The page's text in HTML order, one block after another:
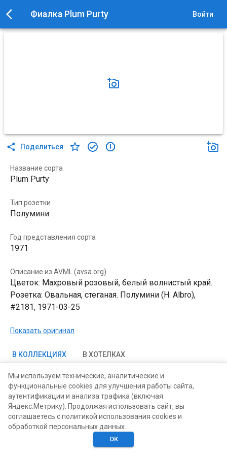
Фиалка Plum Purty Войти
Поделиться
Название сорта
Plum Purty
Тип розетки
Полумини
Год представления сорта
1971
Описание из AVML (avsa.org)
Цветок: Махровый розовый, белый волнистый край.
Розетка: Овальная, стеганая. Полумини (H. Albro),
#2181, 1971-03-25
Показать оригинал
В КОЛЛЕКЦИЯХ В ХОТЕЛКАХ
Хотелки
Мы используем технические, аналитические и
функциональные cookies для улучшения работы сайта,
аутентификации и анализа трафика (включая
Яндекс.Метрику). Продолжая использовать сайт, вы
соглашаетесь с политикой использования cookies и
обработкой персональных данных.
ОК